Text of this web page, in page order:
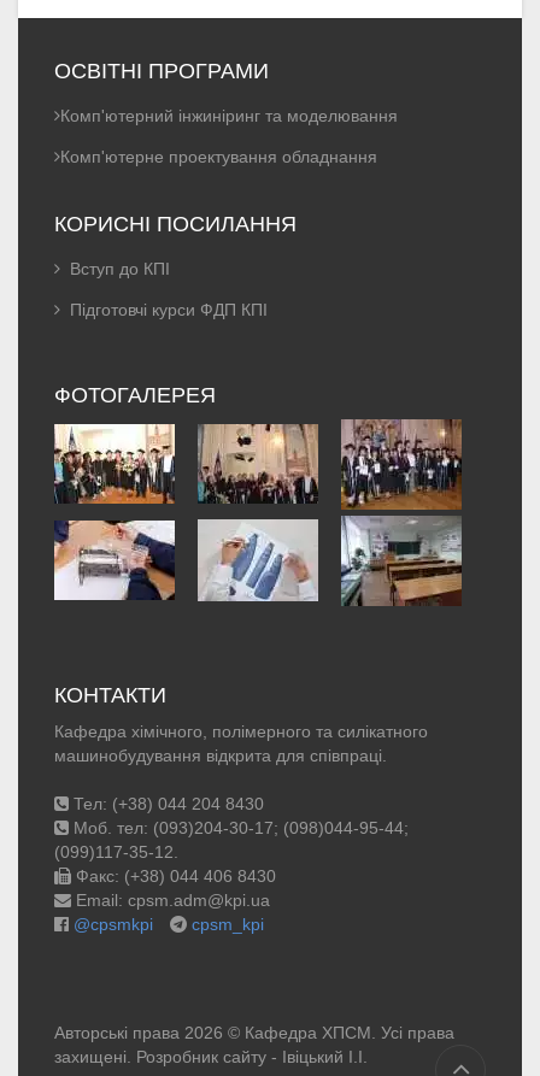
ОСВІТНІ ПРОГРАМИ
Комп'ютерний інжиніринг та моделювання
Комп'ютерне проектування обладнання
КОРИСНІ ПОСИЛАННЯ
Вступ до КПІ
Підготовчі курси ФДП КПІ
ФОТОГАЛЕРЕЯ
КОНТАКТИ
Кафедра хімічного, полімерного та силікатного
машинобудування відкрита для співпраці.
Тел: (+38) 044 204 8430
Моб. тел: (093)204-30-17; (098)044-95-44;
(099)117-35-12.
Факс: (+38) 044 406 8430
Email: cpsm.adm@kpi.ua
@cpsmkpi
cpsm_kpi
Авторські права 2026 © Кафедра ХПСМ. Усі права
захищені. Розробник сайту - Івіцький І.І.